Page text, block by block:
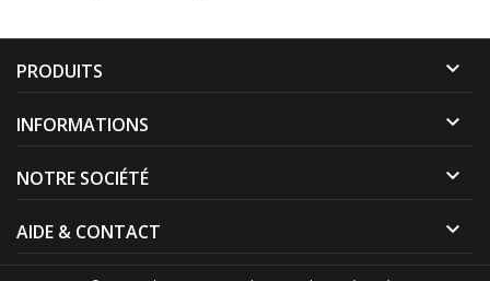
PRODUITS 
INFORMATIONS 
NOTRE SOCIÉTÉ 
AIDE & CONTACT 